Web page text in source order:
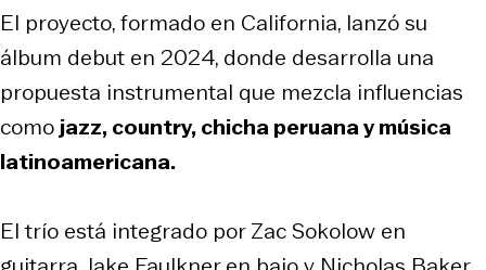
El proyecto, formado en California, lanzó su
álbum debut en 2024, donde desarrolla una
propuesta instrumental que mezcla influencias
comojazz, country, chicha peruana y música
latinoamericana.
El trío está integrado por Zac Sokolow en